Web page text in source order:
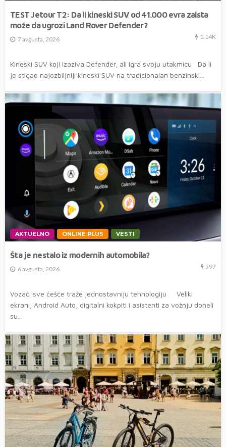
TEST Jetour T2: Da li kineski SUV od 41.000 evra zaista
može da ugrozi Land Rover Defender?
7 avgusta, 2026 1.14K
Kineski SUV koji izaziva Defender, ali igra svoju utakmicu Da li
je stigao najozbiljniji kineski SUV na tradicionalan benzinski...
AKTUELNO ONLINE PLUS VESTI
Šta je nestalo iz modernih automobila?
6 avgusta, 2026 597
Vozači sve češće traže jednostavniju tehnologiju Veliki
ekrani, Android Auto, digitalni kokpiti i asistenti za vožnju doneli
su...